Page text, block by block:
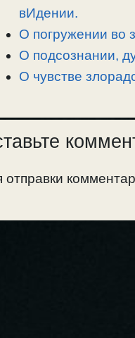
вИдении.
О погружении во
О подсознании,
О чувстве
отправки